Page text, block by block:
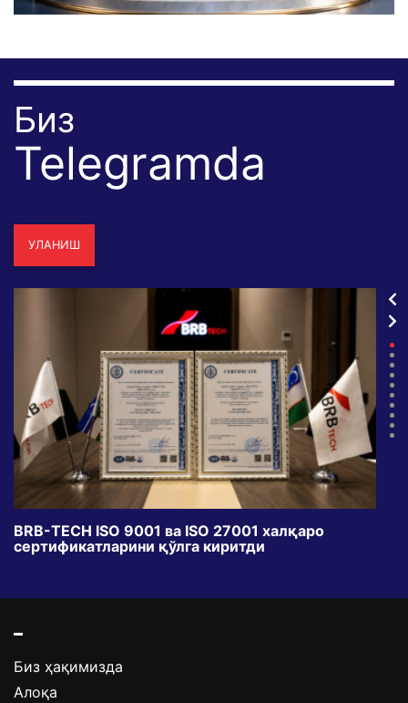
Биз
Telegramda
УЛАНИШ
BRB-TECH ISO 9001 ва ISO 27001 халқаро
сертификатларини қўлга киритди
Биз ҳақимизда
Алоқа